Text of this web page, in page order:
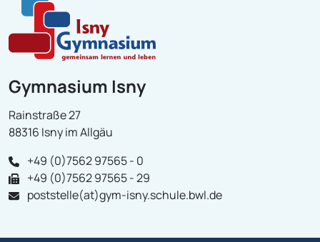
Gymnasium Isny
Rainstraße 27
88316 Isny im Allgäu
+49 (0)7562 97565 - 0
+49 (0)7562 97565 - 29
poststelle(at)gym-isny.schule.bwl.de